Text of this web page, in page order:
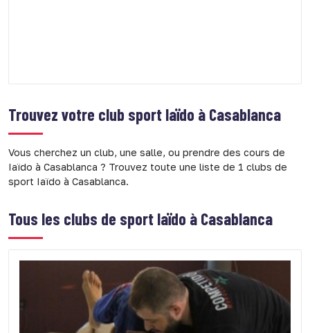
Trouvez votre club sport Iaïdo à Casablanca
Vous cherchez un club, une salle, ou prendre des cours de
Iaïdo à Casablanca ? Trouvez toute une liste de 1 clubs de
sport Iaïdo à Casablanca.
Tous les clubs de sport Iaïdo à Casablanca